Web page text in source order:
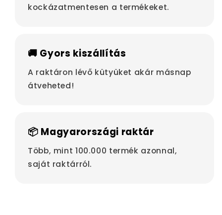
kockázatmentesen a termékeket.
🚚 Gyors kiszállítás
A raktáron lévő kütyüket akár másnap
átveheted!
📦 Magyarországi raktár
Több, mint 100.000 termék azonnal,
saját raktárról.